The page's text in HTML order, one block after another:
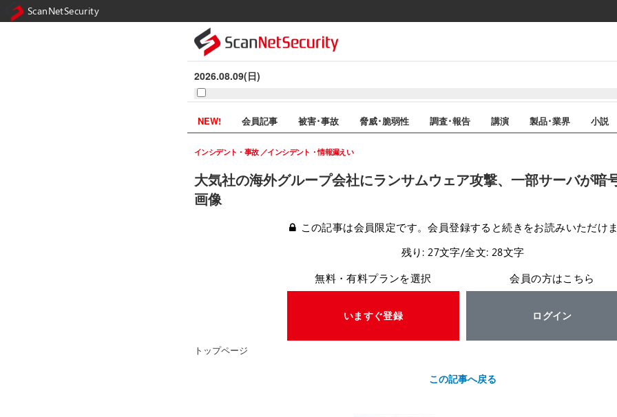
2026.08.09(日)
NEW! 会員記事 被害･事故 脅威･脆弱性 調査･報告 講演 製品･業界 小説
大気社の海外グループ会社にランサムウェア攻撃、一部サーバが暗
画像
インシデント・事故 インシデント・情報漏えい
この記事は会員限定です。会員登録すると続きをお読みいただけ
残り: 27文字/全文: 28文字
無料・有料プランを選択
いますぐ登録
会員の方はこちら
ログイン
トップページ
この記事へ戻る
ScanNetSecurity